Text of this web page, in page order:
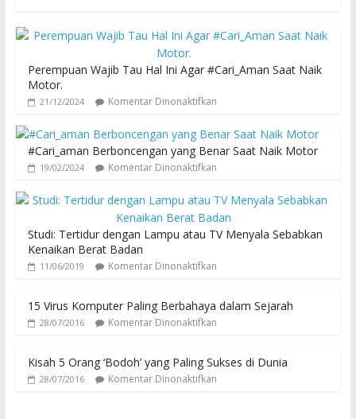
Perempuan Wajib Tau Hal Ini Agar #Cari_Aman Saat Naik
Motor.
21/12/2024 Komentar Dinonaktifkan
#Cari_aman Berboncengan yang Benar Saat Naik Motor
19/02/2024 Komentar Dinonaktifkan
Studi: Tertidur dengan Lampu atau TV Menyala Sebabkan
Kenaikan Berat Badan
11/06/2019 Komentar Dinonaktifkan
15 Virus Komputer Paling Berbahaya dalam Sejarah
28/07/2016 Komentar Dinonaktifkan
Kisah 5 Orang ‘Bodoh’ yang Paling Sukses di Dunia
28/07/2016 Komentar Dinonaktifkan